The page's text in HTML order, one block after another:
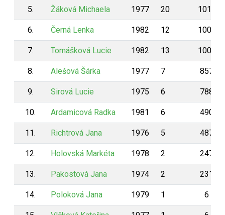
5. Žáková Michaela 1977 20 1010
6. Černá Lenka 1982 12 1006
7. Tomášková Lucie 1982 13 1001
8. Alešová Šárka 1977 7 857
9. Sirová Lucie 1975 6 788
10. Ardamicová Radka 1981 6 490
11. Richtrová Jana 1976 5 487
12. Holovská Markéta 1978 2 247
13. Pakostová Jana 1974 2 231
14. Poloková Jana 1979 1 6